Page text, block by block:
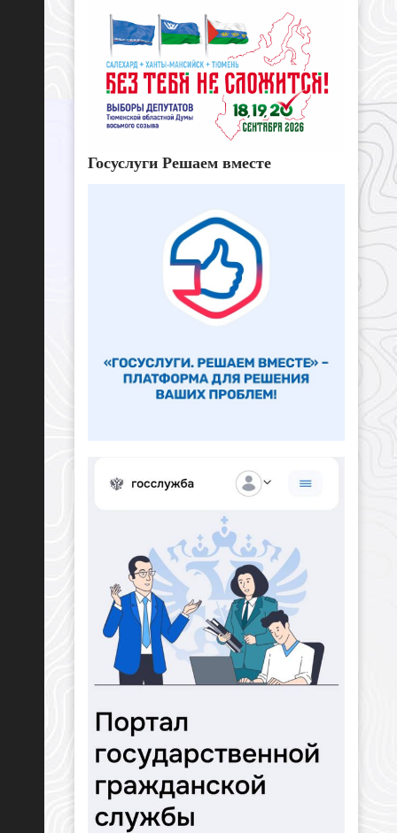
Госуслуги Решаем вместе